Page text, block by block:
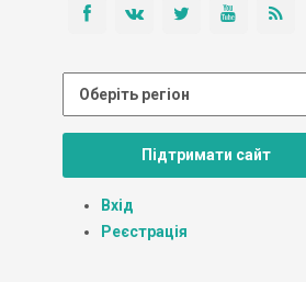
Підтримати сайт
Вхід
Реєстрація